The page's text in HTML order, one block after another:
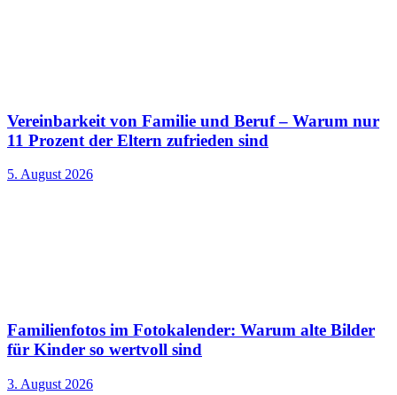
Vereinbarkeit von Familie und Beruf – Warum nur
11 Prozent der Eltern zufrieden sind
5. August 2026
Familienfotos im Fotokalender: Warum alte Bilder
für Kinder so wertvoll sind
3. August 2026